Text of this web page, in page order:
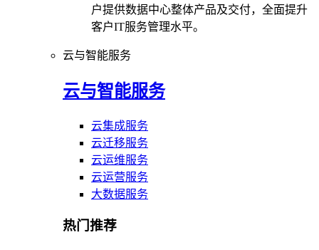
户提供数据中心整体产品及交付，全面提升
客户IT服务管理水平。
云与智能服务
云与智能服务
云集成服务
云迁移服务
云运维服务
云运营服务
大数据服务
热门推荐